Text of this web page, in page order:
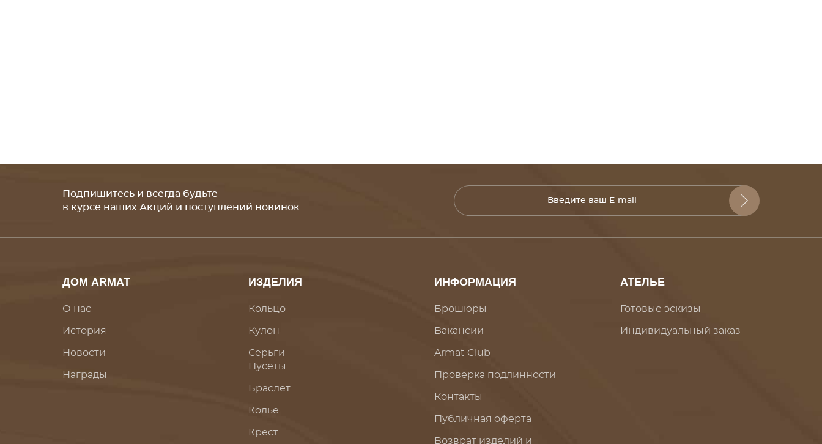
Подпишитесь и всегда будьте
в курсе наших Акций и поступлений новинок
ДОМ ARMAT
О нас
История
Новости
Награды
ИЗДЕЛИЯ
Кольцо
Кулон
Серьги
Пусеты
Браслет
Колье
Крест
ИНФОРМАЦИЯ
Брошюры
Вакансии
Armat Club
Проверка подлинности
Контакты
Публичная оферта
Возврат изделий и
АТЕЛЬЕ
Готовые эскизы
Индивидуальный заказ